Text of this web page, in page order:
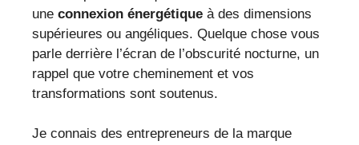
une connexion énergétique à des dimensions
supérieures ou angéliques. Quelque chose vous
parle derrière l’écran de l’obscurité nocturne, un
rappel que votre cheminement et vos
transformations sont soutenus.
Je connais des entrepreneurs de la marque